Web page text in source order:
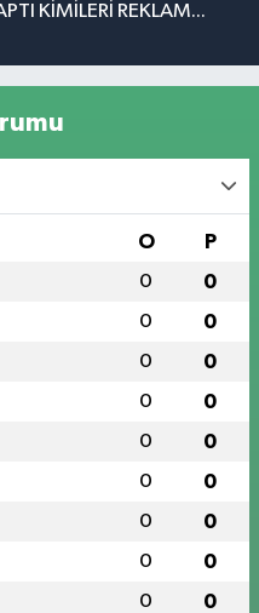
KİMİLERİ REKLAM...
O P
0 0
0 0
0 0
0 0
0 0
0 0
0 0
0 0
0 0